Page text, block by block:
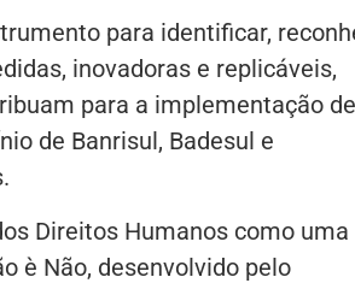
para identificar,
inovadoras e replicáveis,
para a implementação de
de Banrisul, Badesul e
Direitos Humanos como uma
è Não, desenvolvido pelo